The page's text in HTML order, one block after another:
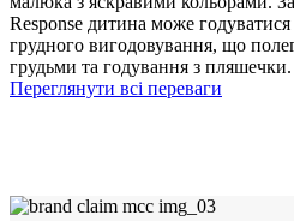
Response дитина може
грудного вигодовування, що
грудьми та годування з пляшечки.
Переглянути всі переваги